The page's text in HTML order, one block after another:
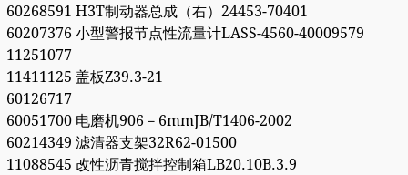
60268591 H3T制动器总成（右）24453-70401
60207376 小型警报节点性流量计LASS-4560-40009579
11251077
11411125 盖板Z39.3-21
60126717
60051700 电磨机906－6mmJB/T1406-2002
60214349 滤清器支架32R62-01500
11088545 改性沥青搅拌控制箱LB20.10B.3.9